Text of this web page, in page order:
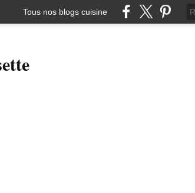
Tous nos blogs cuisine